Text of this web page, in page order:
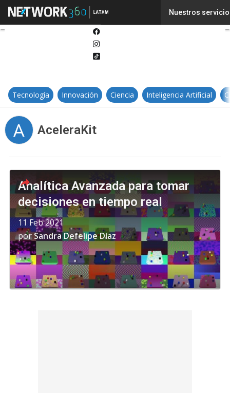
Nuestros
Tecnología Innovación Ciencia Inteligencia Artificial
A AceleraKit
Analítica Avanzada para tomar
decisiones en tiempo real
11 Feb 2021
porSandra Defelipe Díaz